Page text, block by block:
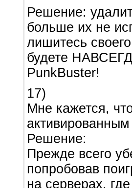
Решение:
больше их не
лишитесь
будете
PunkBuster!
17)
Мне кажется,
Решение:
Прежде всего
попробовав
на серверах,